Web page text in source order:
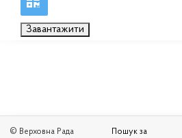
Завантажити
© Верховна Рада
Пошук за